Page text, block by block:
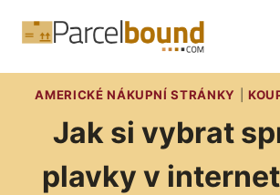
AMERICKÉ NÁKUPNÍ STRÁNKY |
Jak si vybrat
plavky v